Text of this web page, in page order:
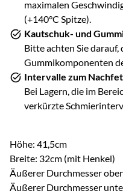
maximalen
(+140°C Spitze).
Kautschuk- und
Bitte achten Sie
Gummikomponenten
Intervalle zum
Bei Lagern, die im
verkürzte
Höhe: 41,5cm
Breite: 32cm (mit Henkel)
Äußerer Durchmesser
Äußerer Durchmesser